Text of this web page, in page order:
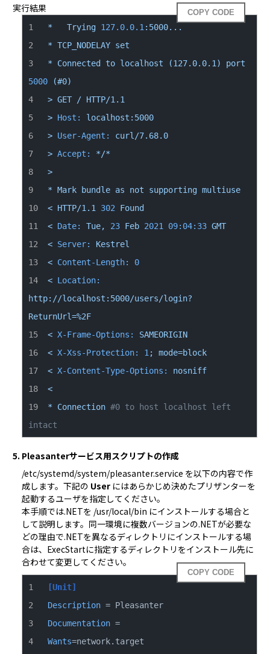
実行結果 COPY CODE
* Trying 127.0.0.1 :5000...
* TCP_NODELAY set
*
Connected to localhost (127.0.0.1)
port
5000
(#0)
> GET / HTTP/1.1
> Host:
localhost:5000
> User-Agent:
curl/7.68.0
> Accept:
*/*
>
* Mark bundle as not supporting multiuse
< HTTP/1.1 302
Found
< Date: Tue, 23 Feb 2021 09:04:33 GMT
< Server:
Kestrel
< Content-Length:
0
< Location:
http://localhost:5000/users/login?
ReturnUrl=%2F
< X-Frame-Options:
SAMEORIGIN
< X-Xss-Protection: 1 ;
mode=block
< X-Content-Type-Options:
nosniff
<
*
Connection #0 to host localhost left
intact
5. Pleasanterサービス用スクリプトの作成
/etc/systemd/system/pleasanter.service を以下の内容で作
成します。下記の User にはあらかじめ決めたプリザンターを
起動するユーザを指定してください。
本手順では.NETを /usr/local/bin にインストールする場合と
して説明します。同一環境に複数バージョンの.NETが必要な
どの理由で.NETを異なるディレクトリにインストールする場
合は、ExecStartに指定するディレクトリをインストール先に
合わせて変更してください。
COPY CODE
[Unit]
Description
= Pleasanter
Documentation
=
Wants